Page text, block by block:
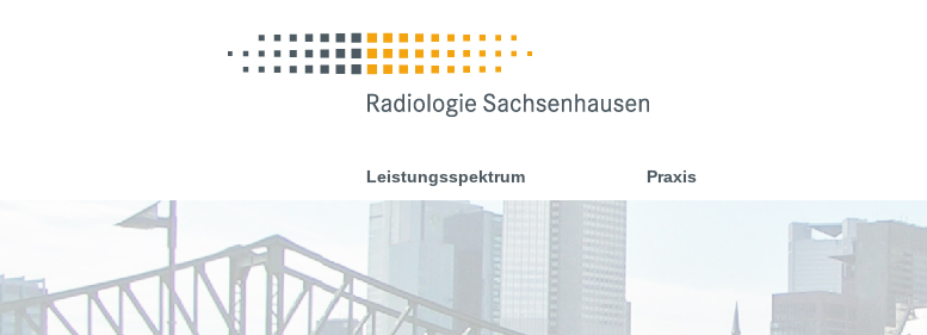
Leistungsspektrum Praxis